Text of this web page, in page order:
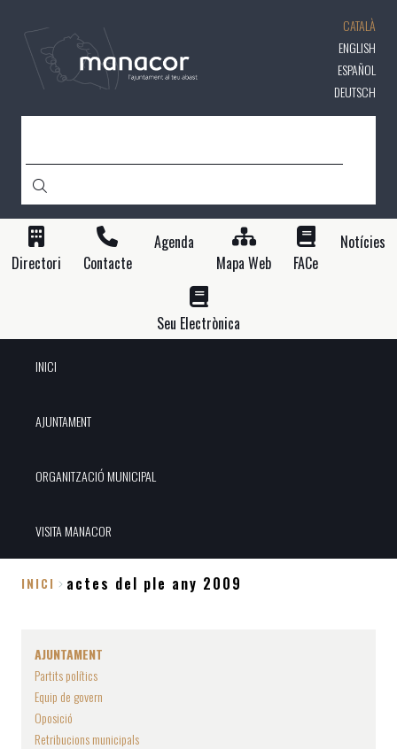
contingut
CATALÀ
ENGLISH
ESPAÑOL
DEUTSCH
Directori Contacte
Agenda
Mapa Web
FACe
Notícies
Seu Electrònica
INICI
AJUNTAMENT
ORGANITZACIÓ MUNICIPAL
VISITA MANACOR
INICI actes del ple any 2009
AJUNTAMENT
Partits polítics
Equip de govern
Oposició
Retribucions municipals